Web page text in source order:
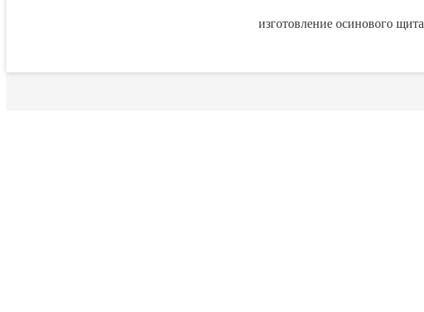
изготовление осинового